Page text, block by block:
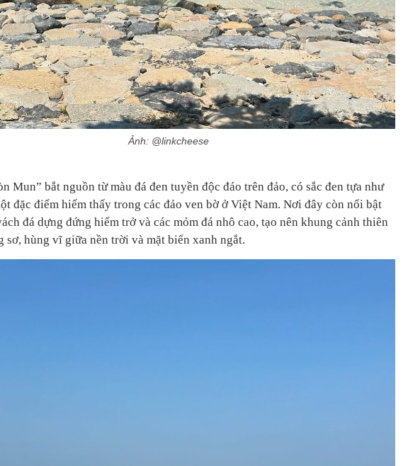
Ảnh: @linkcheese
Mun” bắt nguồn từ màu đá đen tuyền độc đáo trên đảo, có sắc đen tựa như
đặc điểm hiếm thấy trong các đảo ven bờ ở Việt Nam. Nơi đây còn nổi bật
đá dựng đứng hiểm trở và các mỏm đá nhô cao, tạo nên khung cảnh thiên
sơ, hùng vĩ giữa nền trời và mặt biển xanh ngắt.